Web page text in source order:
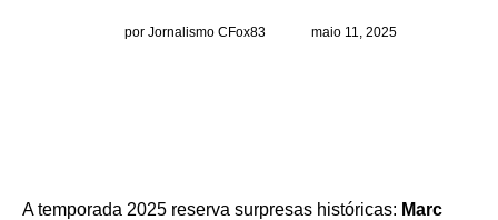
por Jornalismo CFox83 maio 11, 2025
A temporada 2025 reserva surpresas históricas: Marc